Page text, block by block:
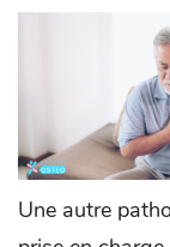
Une autre